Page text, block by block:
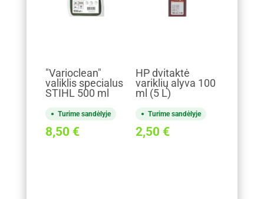
"Varioclean"
valiklis specialus
STIHL 500 ml
Turime sandėlyje
8,50 €
HP dvitaktė
variklių alyva 100
ml (5 L)
Turime sandėlyje
2,50 €